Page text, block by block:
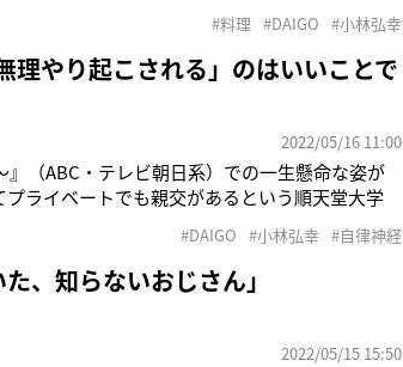
#料理 #DAIGO #小林弘幸
理やり起こされる」のはいいことで
2022/05/16 11:00
（ABC・テレビ朝日系）での一生懸命な姿が
プライベートでも親交があるという順天堂大学
康第一の人が多い！ &n#DAIGO #小林弘幸 #自律神経
、知らないおじさん」
2022/05/15 15:50